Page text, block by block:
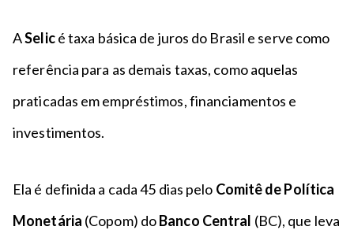
ASelicé taxa básica de juros do Brasil e serve como
referência para as demais taxas, como aquelas
praticadas em empréstimos, financiamentos e
investimentos.
Ela é definida a cada 45 dias pelo Comitê de Política
Monetária (Copom) doBanco Central (BC), que leva